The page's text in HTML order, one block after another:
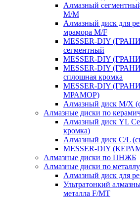
Алмазный
M/M
Алмазный диск для
мрамора M/F
MESSER-DIY
сегментный
MESSER-DIY
MESSER-DIY
сплошная кромка
MESSER-DIY
МРАМОР)
Алмазный диск M/X
Алмазные диски по
Алмазный диск YL
кромка)
Алмазный диск C/L
MESSER-DIY
Алмазные диски по ПНЖБ
Алмазные диски по металлу
Алмазный диск для
Ультратонкий
металла F/MT